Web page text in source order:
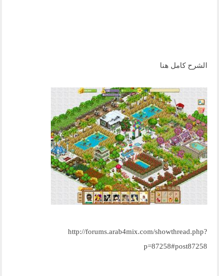
الشرح كامل هنا
http://forums.arab4mix.com/showthread.php?
p=87258#post87258